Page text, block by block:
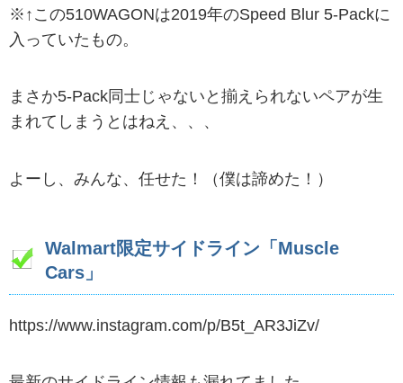
※↑この510WAGONは2019年のSpeed Blur 5-Packに
入っていたもの。
まさか5-Pack同士じゃないと揃えられないペアが生
まれてしまうとはねえ、、、
よーし、みんな、任せた！（僕は諦めた！）
Walmart限定サイドライン「Muscle
Cars」
https://www.instagram.com/p/B5t_AR3JiZv/